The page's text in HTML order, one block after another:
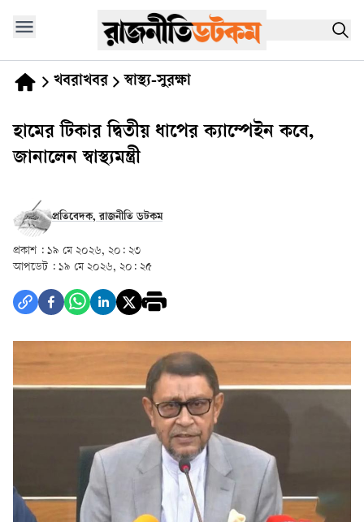
খবরাখবর স্বাস্থ্য-সুরক্ষা
হামের টিকার দ্বিতীয় ধাপের ক্যাম্পেইন কবে,
জানালেন স্বাস্থ্যমন্ত্রী
প্রতিবেদক, রাজনীতি ডটকম
প্রকাশ : ১৯ মে ২০২৬, ২০: ২৩
আপডেট : ১৯ মে ২০২৬, ২০: ২৫